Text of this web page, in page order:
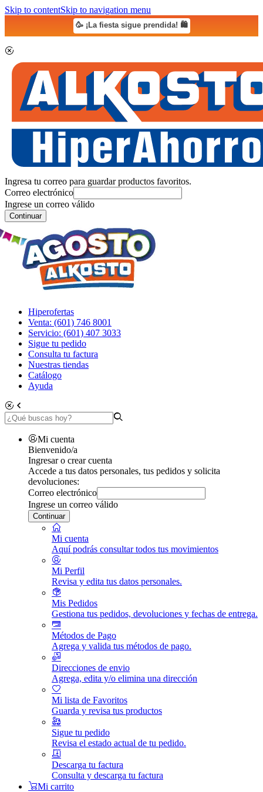
Skip to contentSkip to navigation menu
🥳 ¡La fiesta sigue prendida! 🛍️
Ingresa tu correo para guardar productos favoritos.
Correo electrónico
Ingrese un correo válido
Continuar
Hiperofertas
Venta: (601) 746 8001
Servicio: (601) 407 3033
Sigue tu pedido
Consulta tu factura
Nuestras tiendas
Catálogo
Ayuda
Mi cuenta
Bienvenido/a
Ingresar o crear cuenta
Accede a tus datos personales, tus pedidos y solicita
devoluciones:
Correo electrónico
Ingrese un correo válido
Continuar
Mi cuenta
Aquí podrás consultar todos tus movimientos
Mi Perfil
Revisa y edita tus datos personales.
Mis Pedidos
Gestiona tus pedidos, devoluciones y fechas de entrega.
Métodos de Pago
Agrega y valida tus métodos de pago.
Direcciones de envio
Agrega, edita y/o elimina una dirección
Mi lista de Favoritos
Guarda y revisa tus productos
Sigue tu pedido
Revisa el estado actual de tu pedido.
Descarga tu factura
Consulta y descarga tu factura
Mi carrito